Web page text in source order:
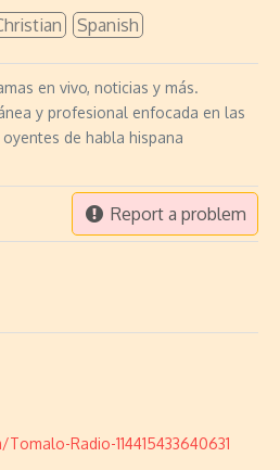
Spanish
en vivo, noticias y más.
y profesional enfocada en las
de habla hispana
Report a problem
Radio-114415433640631